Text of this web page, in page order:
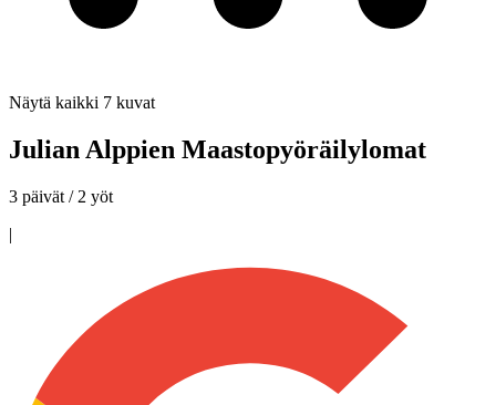
Näytä kaikki 7 kuvat
Julian Alppien Maastopyöräilylomat
3 päivät / 2 yöt
|